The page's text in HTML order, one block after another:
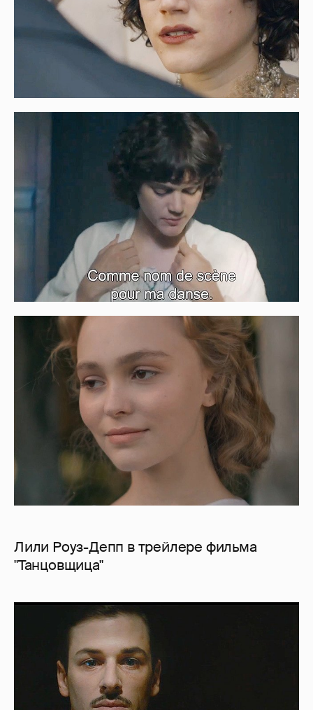
Лили Роуз-Депп в трейлере фильма
"Танцовщица"